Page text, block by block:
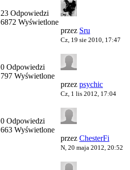
23 Odpowiedzi
6872 Wyświetlone
przez Sru
Cz, 19 sie 2010, 17:47
0 Odpowiedzi
797 Wyświetlone
przez psychic
Cz, 1 lis 2012, 17:04
0 Odpowiedzi
663 Wyświetlone
przez ChesterFi
N, 20 maja 2012, 20:52